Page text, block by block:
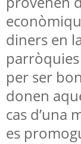
diners en
parròquies
per ser
donen
cas d’una
es